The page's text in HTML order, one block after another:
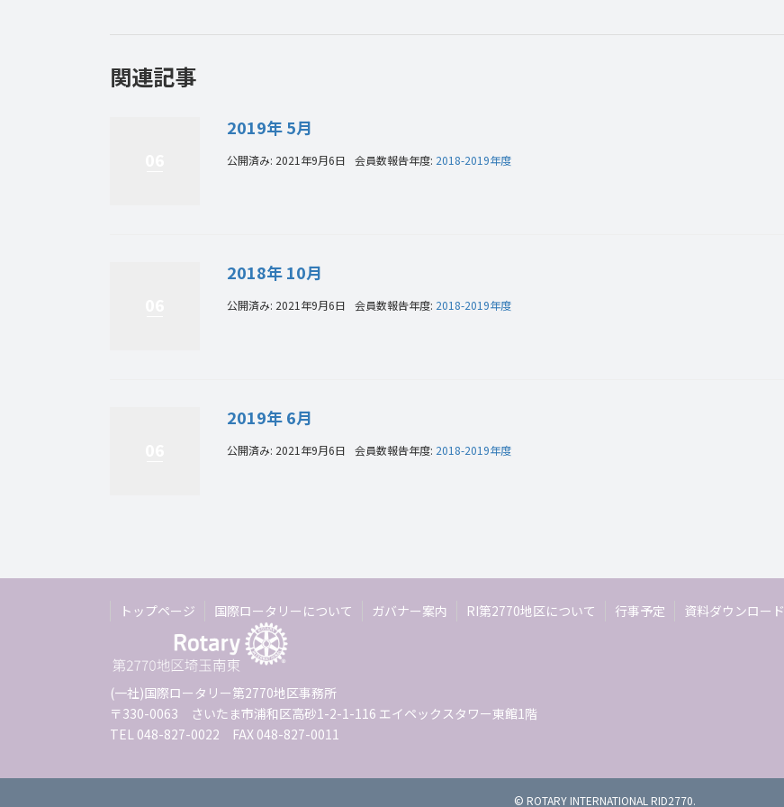
関連記事
2019年 5月
公開済み: 2021年9月6日 会員数報告年度: 2018-2019年度
2018年 10月
公開済み: 2021年9月6日 会員数報告年度: 2018-2019年度
2019年 6月
公開済み: 2021年9月6日 会員数報告年度: 2018-2019年度
トップページ 国際ロータリーについて ガバナー案内 RI第2770地区について 行事予定 資料ダウンロード
(一社)国際ロータリー第2770地区事務所
〒330-0063 さいたま市浦和区高砂1-2-1-116 エイペックスタワー東館1階
TEL 048-827-0022 FAX 048-827-0011
© ROTARY INTERNATIONAL RID2770.